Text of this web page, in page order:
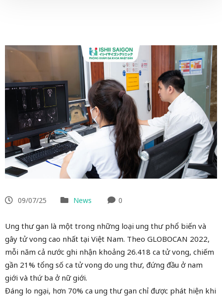
09/07/25 News 0
Ung thư gan là một trong những loại ung thư phổ biến và
gây tử vong cao nhất tại Việt Nam. Theo GLOBOCAN 2022,
mỗi năm cả nước ghi nhận khoảng 26.418 ca tử vong, chiếm
gần 21% tổng số ca tử vong do ung thư, đứng đầu ở nam
giới và thứ ba ở nữ giới.
Đáng lo ngại, hơn 70% ca ung thư gan chỉ được phát hiện khi